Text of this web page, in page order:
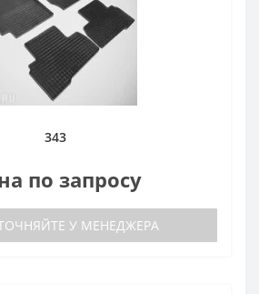
343
по запросу
У МЕНЕДЖЕРА